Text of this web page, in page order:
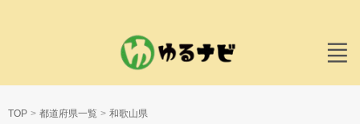
TOP 都道府県一覧 和歌山県